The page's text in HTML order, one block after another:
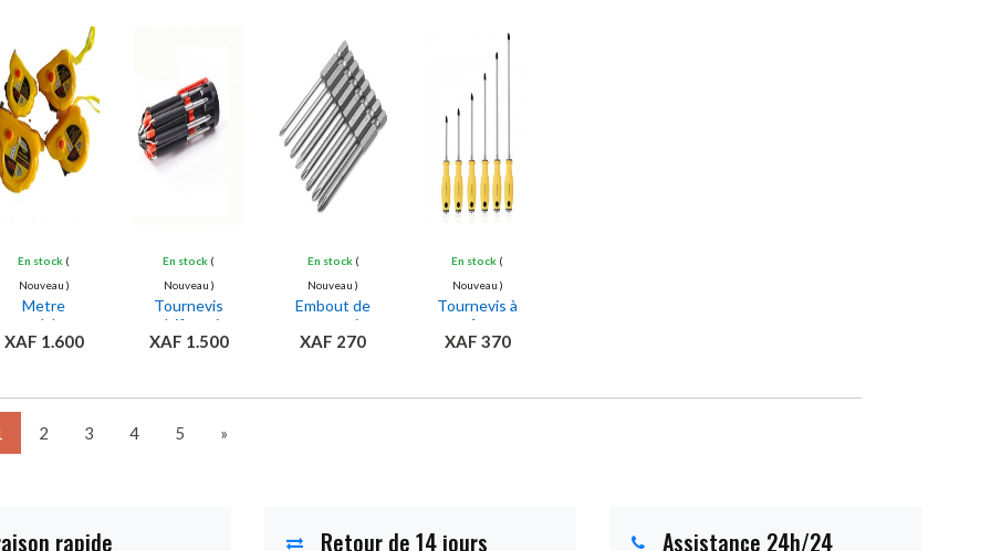
au panier
En stock (
Nouveau )
Metre
reglabe
XAF 1.600
au panier
En stock (
Nouveau )
Tournevis
multifonctions
8 en 1
XAF 1.500
au panier
En stock (
Nouveau )
Embout de
tournevis
XAF 270
au panier
En stock (
Nouveau )
Tournevis à
tête
magnétique
XAF 370
2 3 4 5 »
rapide Retour de 14 jours Assistance 24h/24